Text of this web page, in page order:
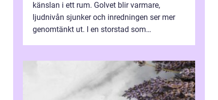
känslan i ett rum. Golvet blir varmare,
ljudnivån sjunker och inredningen ser mer
genomtänkt ut. I en storstad som